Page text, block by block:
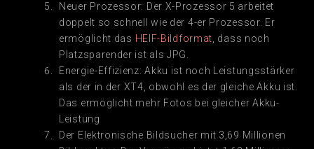
Neuer Prozessor: Der X-Prozessor 5 arbeitet
doppelt so schnell wie der 4-er Prozessor. Er
ermöglicht das HEIF-Bildformat , dass noch
Platzsparender ist als JPG.
Energie-Effizienz: Akku ist noch Leistungsstärker
als der in der XT4, obwohl es der gleiche Akku ist.
Das ermöglicht mehr Fotos bei gleicher Akku-
Leistung
Der Elektronische Bildsucher mit 3,69 Millionen